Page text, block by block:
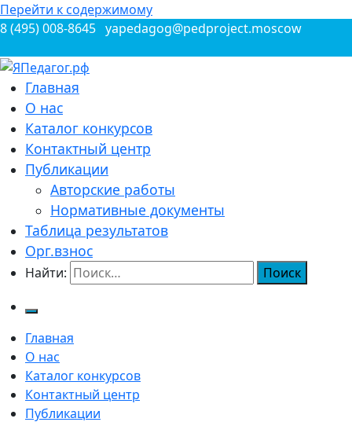
Перейти к содержимому
8 (495) 008-8645 yapedagog@pedproject.moscow
ЯПедагог.рф
Всероссийские конкурсы для педагогов
Главная
О нас
Каталог конкурсов
Контактный центр
Публикации
Авторские работы
Нормативные документы
Таблица результатов
Орг.взнос
Найти:
Главная
О нас
Каталог конкурсов
Контактный центр
Публикации